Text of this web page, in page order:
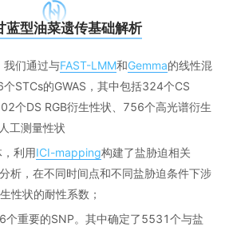
蓝型油菜遗传基础解析
们通过与FAST-LMM和Gemma的线性混
STCs的GWAS，其中包括324个CS
个DS RGB衍生性状、756个高光谱衍生
工测量性状
利用ICI-mapping构建了盐胁迫相关
析，在不同时间点和不同盐胁迫条件下涉
性状的耐性系数；
重要的SNP。其中确定了5531个与盐